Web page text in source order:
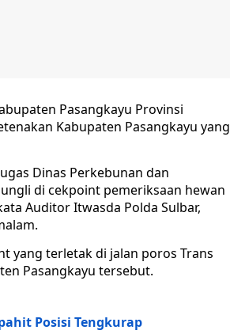
Pasangkayu Provinsi
Kabupaten Pasangkayu yang
Dinas Perkebunan dan
di cekpoint pemeriksaan hewan
Auditor Itwasda Polda Sulbar,
yang terletak di jalan poros Trans
Pasangkayu tersebut.
Posisi Tengkurap